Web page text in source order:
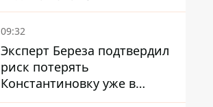
мобилизации
09:32
Эксперт Береза ​​подтвердил
риск потерять
Константиновку уже в
ближайшие месяцы